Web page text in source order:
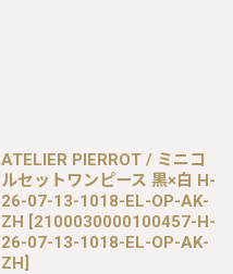
ATELIER PIERROT / ミニコ
ルセットワンピース 黒×白 H-
26-07-13-1018-EL-OP-AK-
ZH [2100030000100457-H-
26-07-13-1018-EL-OP-AK-
ZH]